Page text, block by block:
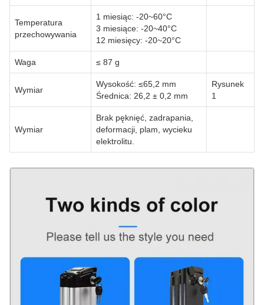
Temperatura
przechowywania
1 miesiąc: -20~60°C
3 miesiące: -20~40°C
12 miesięcy: -20~20°C
Waga ≤ 87 g
Wymiar
Wysokość: ≤65,2 mm
Średnica: 26,2 ± 0,2 mm
Rysunek
1
Wymiar
Brak pęknięć, zadrapania,
deformacji, plam, wycieku
elektrolitu.